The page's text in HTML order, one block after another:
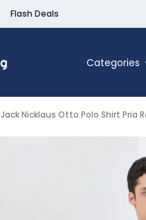
Flash Deals
Categories
Jack Nicklaus Otto Polo Shirt Pria